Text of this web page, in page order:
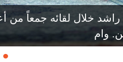
خلال لقائه جمعاً من
وام